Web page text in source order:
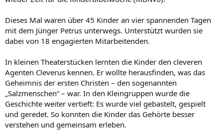
d
Dieses Mal waren über 45 Kinder an vier spannenden Tagen
mit dem Jünger Petrus unterwegs. Unterstützt wurden sie
dabei von 18 engagierten Mitarbeitenden.
In kleinen Theaterstücken lernten die Kinder den cleveren
Agenten Cleverus kennen. Er wollte herausfinden, was das
Geheimnis der ersten Christen – den sogenannten
„Salzmenschen“ – war. In den Kleingruppen wurde die
Geschichte weiter vertieft: Es wurde viel gebastelt, gespielt
und geredet. So konnten die Kinder das Gehörte besser
verstehen und gemeinsam erleben.